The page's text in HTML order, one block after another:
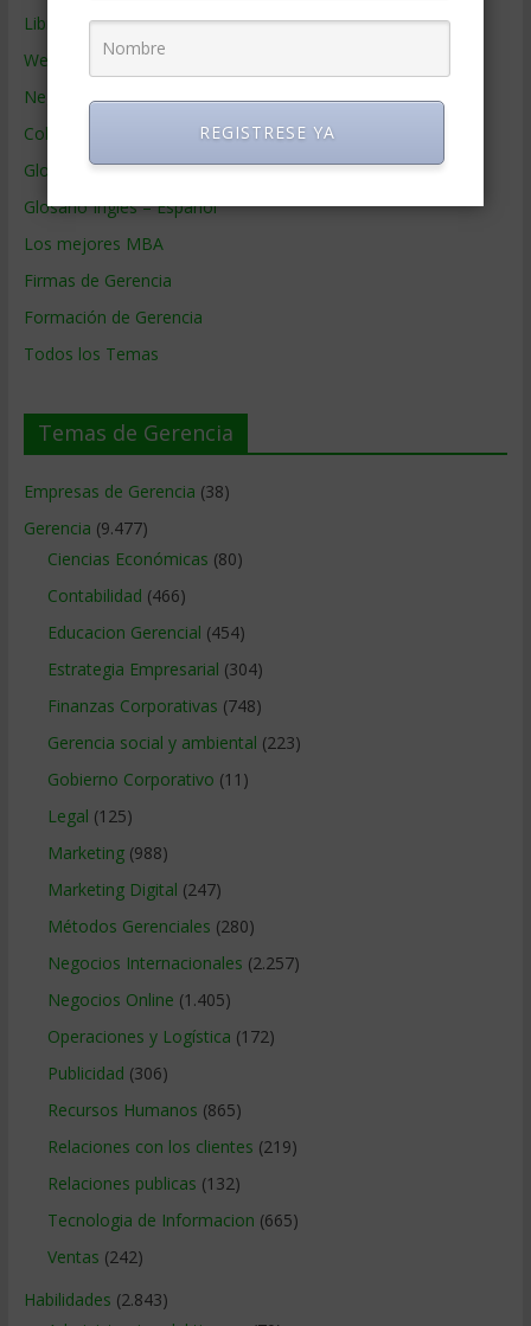
Libros de Gerencia
Webs de Gerencia
Negocios por País
Colaboradores de Gerencia
Glosario
Glosario Inglés – Español
Los mejores MBA
Firmas de Gerencia
Formación de Gerencia
Todos los Temas
Temas de Gerencia
Empresas de Gerencia (38)
Gerencia (9.477)
Ciencias Económicas (80)
Contabilidad (466)
Educacion Gerencial (454)
Estrategia Empresarial (304)
Finanzas Corporativas (748)
Gerencia social y ambiental (223)
Gobierno Corporativo (11)
Legal (125)
Marketing(988)
Marketing Digital (247)
Métodos Gerenciales (280)
Negocios Internacionales (2.257)
Negocios Online (1.405)
Operaciones y Logística (172)
Publicidad (306)
Recursos Humanos (865)
Relaciones con los clientes (219)
Relaciones publicas (132)
Tecnologia de Informacion (665)
Ventas (242)
Habilidades (2.843)
REGISTRESE YA